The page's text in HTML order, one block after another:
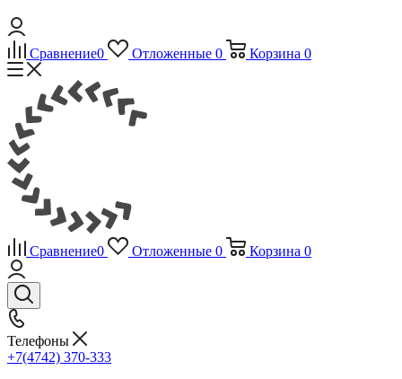
Сравнение0 Отложенные 0 Корзина 0
Сравнение0 Отложенные 0 Корзина 0
Телефоны
+7(4742) 370-333